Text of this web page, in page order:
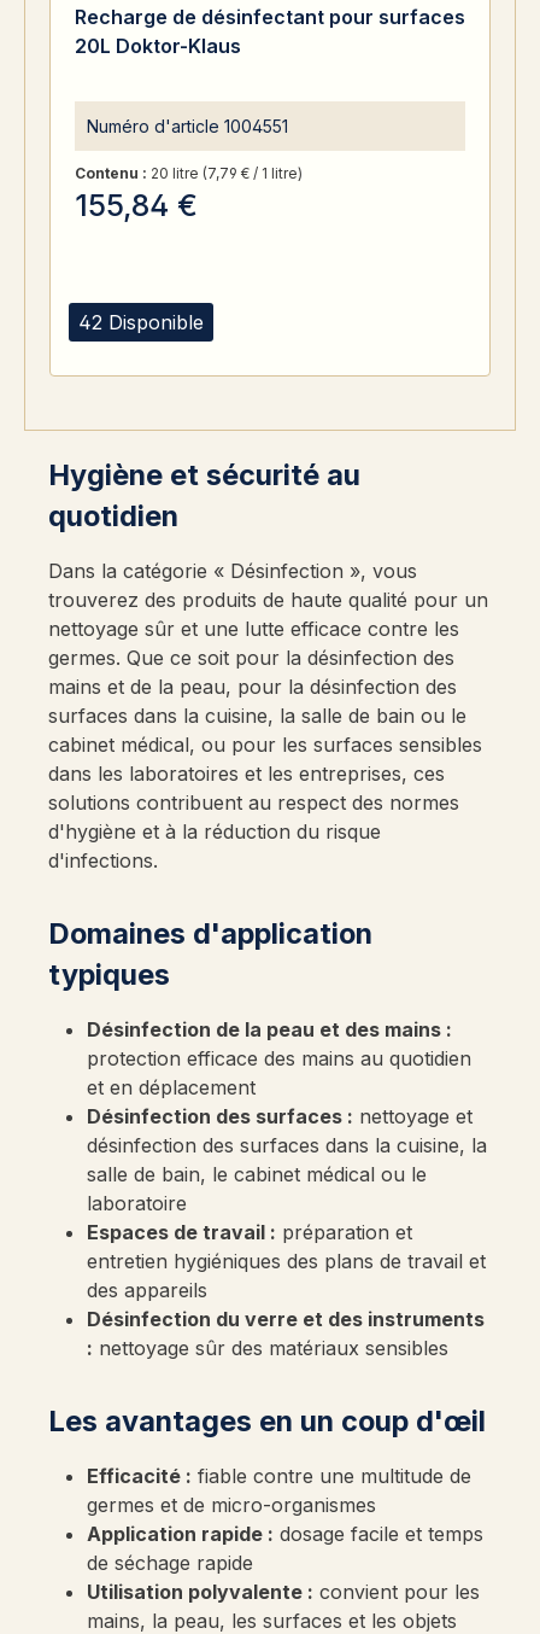
42 Disponible
Recharge de désinfectant pour surfaces
20L Doktor-Klaus
Numéro d'article 1004551
Contenu : 20 litre (7,79 € / 1 litre)
155,84 €
Hygiène et sécurité au
quotidien
Dans la catégorie « Désinfection », vous
trouverez des produits de haute qualité pour un
nettoyage sûr et une lutte efficace contre les
germes. Que ce soit pour la désinfection des
mains et de la peau, pour la désinfection des
surfaces dans la cuisine, la salle de bain ou le
cabinet médical, ou pour les surfaces sensibles
dans les laboratoires et les entreprises, ces
solutions contribuent au respect des normes
d'hygiène et à la réduction du risque
d'infections.
Domaines d'application
typiques
Désinfection de la peau et des mains :
protection efficace des mains au quotidien
et en déplacement
Désinfection des surfaces : nettoyage et
désinfection des surfaces dans la cuisine, la
salle de bain, le cabinet médical ou le
laboratoire
Espaces de travail : préparation et
entretien hygiéniques des plans de travail et
des appareils
Désinfection du verre et des instruments
: nettoyage sûr des matériaux sensibles
Les avantages en un coup d'œil
Efficacité : fiable contre une multitude de
germes et de micro-organismes
Application rapide : dosage facile et temps
de séchage rapide
Utilisation polyvalente : convient pour les
mains, la peau, les surfaces et les objets